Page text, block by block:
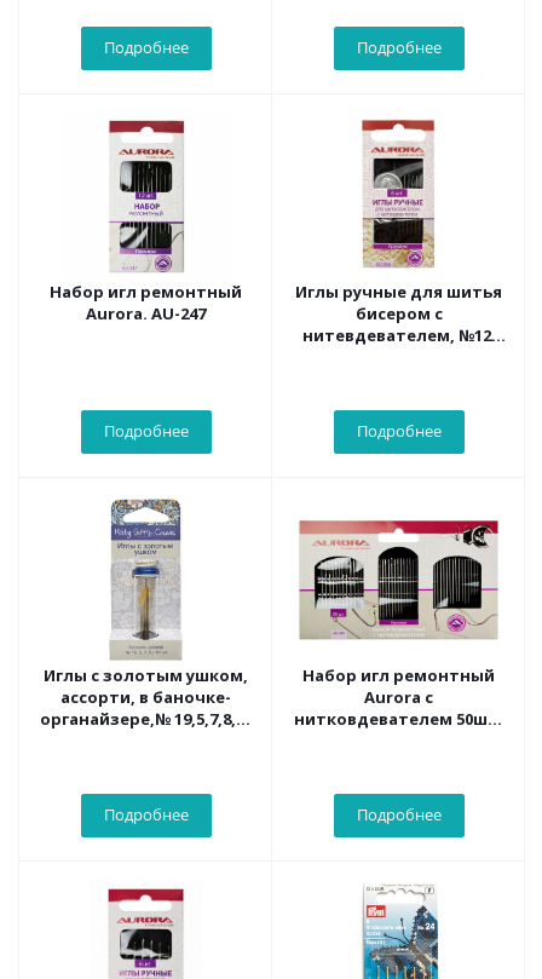
Подробнее Подробнее
Набор игл ремонтный
Aurora. AU-247
Подробнее
Иглы ручные для шитья
бисером с
нитевдевателем, №12,
Подробнее
Иглы с золотым ушком,
ассорти, в баночке-
органайзере,№ 19,5,7,8,10
Подробнее
Набор игл ремонтный
Aurora с
нитковдевателем 50шт.
Подробнее